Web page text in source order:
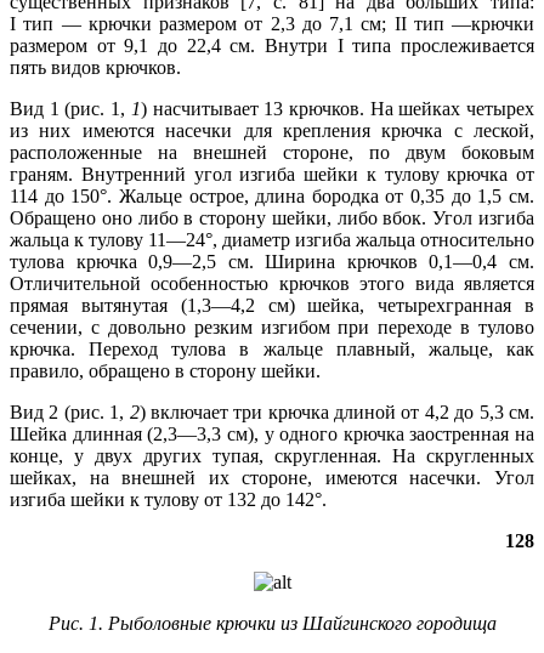
I тип — крючки размером от 2,3 до 7,1 см; II тип —крючки
размером от 9,1 до 22,4 см. Внутри I типа прослеживается
пять видов крючков.
Вид 1 (рис. 1, 1) насчитывает 13 крючков. На шейках четырех
из них имеются насечки для крепления крючка с леской,
расположенные на внешней стороне, по двум боковым
граням. Внутренний угол изгиба шейки к тулову крючка от
114 до 150°. Жальце острое, длина бородка от 0,35 до 1,5 см.
Обращено оно либо в сторону шейки, либо вбок. Угол изгиба
жальца к тулову 11—24°, диаметр изгиба жальца относительно
тулова крючка 0,9—2,5 см. Ширина крючков 0,1—0,4 см.
Отличительной особенностью крючков этого вида является
прямая вытянутая (1,3—4,2 см) шейка, четырехгранная в
сечении, с довольно резким изгибом при переходе в тулово
крючка. Переход тулова в жальце плавный, жальце, как
правило, обращено в сторону шейки.
Вид 2 (рис. 1, 2) включает три крючка длиной от 4,2 до 5,3 см.
Шейка длинная (2,3—3,3 см), у одного крючка заостренная на
конце, у двух других тупая, скругленная. На скругленных
шейках, на внешней их стороне, имеются насечки. Угол
изгиба шейки к тулову от 132 до 142°.
128
Рис. 1. Рыболовные крючки из Шайгинского городища